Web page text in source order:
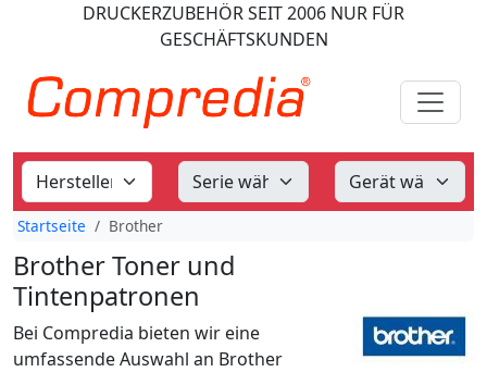
DRUCKERZUBEHÖRSEIT 2006 NUR FÜR
GESCHÄFTSKUNDEN
Startseite Brother
Brother Toner und
Tintenpatronen
Bei Compredia bieten wir eine
umfassende Auswahl an Brother